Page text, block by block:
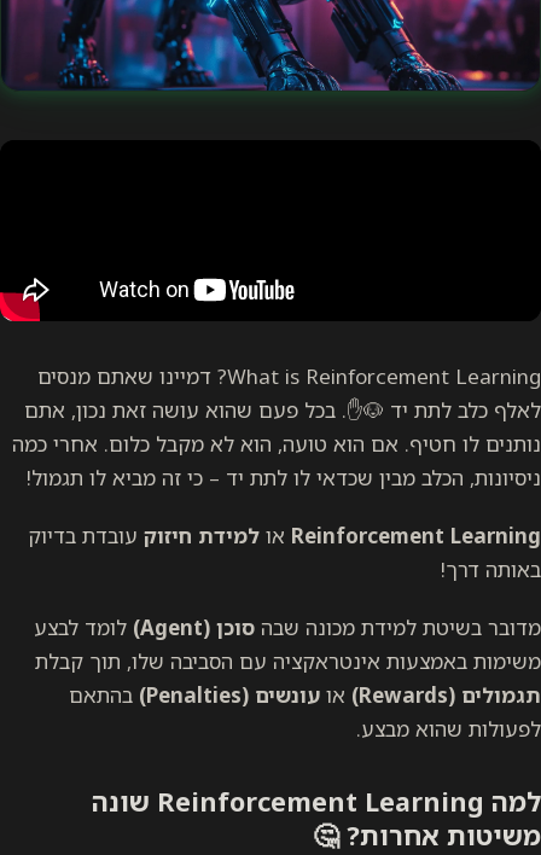
What is Reinforcement Learning? דמיינו שאתם מנסים
לאלף כלב לתת יד 🐶✋. בכל פעם שהוא עושה זאת נכון, אתם
נותנים לו חטיף. אם הוא טועה, הוא לא מקבל כלום. אחרי כמה
ניסיונות, הכלב מבין שכדאי לו לתת יד – כי זה מביא לו תגמול!
Reinforcement Learning או למידת חיזוק עובדת בדיוק
באותה דרך!
מדובר בשיטת למידת מכונה שבה סוכן (Agent)
לומד לבצע
משימות באמצעות אינטראקציה עם הסביבה שלו, תוך קבלת
תגמולים (Rewards)
או עונשים (Penalties)
בהתאם
לפעולות שהוא מבצע.
למה Reinforcement Learning שונה
משיטות אחרות?🤔